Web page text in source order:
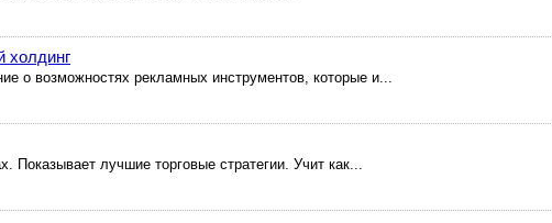
о возможностях рекламных инструментов, которые и...
Показывает лучшие торговые стратегии. Учит как...